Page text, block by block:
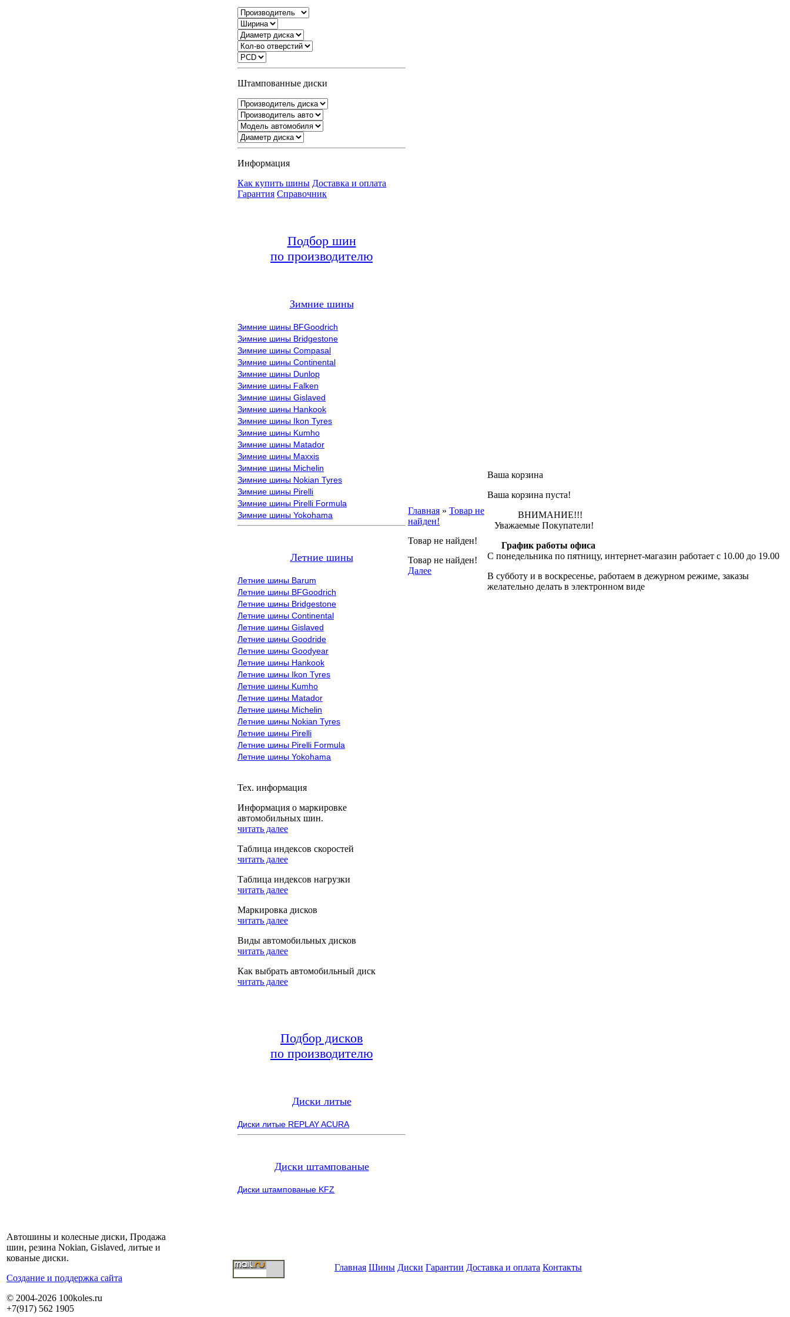
Штампованные диски
Информация
Как купить шины Доставка и оплата
Гарантия Справочник
Подбор шин
по производителю
Зимние шины
Зимние шины BFGoodrich
Зимние шины Bridgestone
Зимние шины Compasal
Зимние шины Continental
Зимние шины Dunlop
Зимние шины Falken
Зимние шины Gislaved
Зимние шины Hankook
Зимние шины Ikon Tyres
Зимние шины Kumho
Зимние шины Matador
Зимние шины Maxxis
Зимние шины Michelin
Зимние шины Nokian Tyres
Зимние шины Pirelli
Зимние шины Pirelli Formula
Зимние шины Yokohama
Летние шины
Летние шины Barum
Летние шины BFGoodrich
Летние шины Bridgestone
Летние шины Continental
Летние шины Gislaved
Летние шины Goodride
Летние шины Goodyear
Летние шины Hankook
Летние шины Ikon Tyres
Летние шины Kumho
Летние шины Matador
Летние шины Michelin
Летние шины Nokian Tyres
Летние шины Pirelli
Летние шины Pirelli Formula
Летние шины Yokohama
Тех. информация
Информация о маркировке
автомобильных шин.
читать далее
Таблица индексов скоростей
читать далее
Таблица индексов нагрузки
читать далее
Маркировка дисков
читать далее
Виды автомобильных дисков
читать далее
Как выбрать автомобильный диск
читать далее
Подбор дисков
по производителю
Диски литые
Диски литые REPLAY ACURA
Диски штампованые
Диски штампованые KFZ
Главная » Товар не
найден!
Товар не найден!
Товар не найден!
Далее
Ваша корзина
Ваша корзина пуста!
ВНИМАНИЕ!!!
Уважаемые Покупатели!
График работы офиса
С понедельника по пятницу, интернет-магазин работает с 10.00 до 19.00
В субботу и в воскресенье, работаем в дежурном режиме, заказы
желательно делать в электронном виде
Автошины и колесные диски, Продажа
шин, резина Nokian, Gislaved, литые и
кованые диски.
Cоздание и поддержка сайта
© 2004-2026 100koles.ru
+7(917) 562 1905
Главная Шины Диски Гарантии Доставка и оплата Контакты